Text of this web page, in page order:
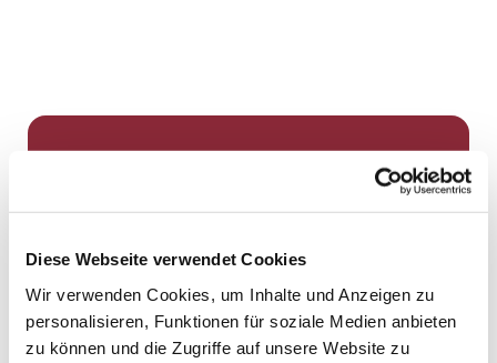
Diese Webseite verwendet Cookies
Wir verwenden Cookies, um Inhalte und Anzeigen zu
personalisieren, Funktionen für soziale Medien anbieten
zu können und die Zugriffe auf unsere Website zu
Dies könnte Sie auch
interessieren